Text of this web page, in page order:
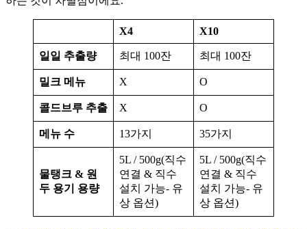
X4 X10
일일 추출량 최대 100잔 최대 100잔
밀크 메뉴 X O
콜드브루 추출 X O
메뉴 수 13가지 35가지
물탱크 & 원
두 용기 용량
5L / 500g(직수
연결 & 직수
설치 가능- 유
상 옵션)
5L / 500g(직수
연결 & 직수
설치 가능- 유
상 옵션)